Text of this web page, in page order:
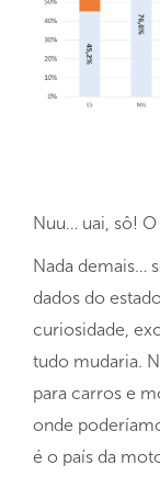
Nuu… uai, sô!
Nada demais…
dados do
curiosidade,
tudo mudaria.
para carros e
onde
é o país da